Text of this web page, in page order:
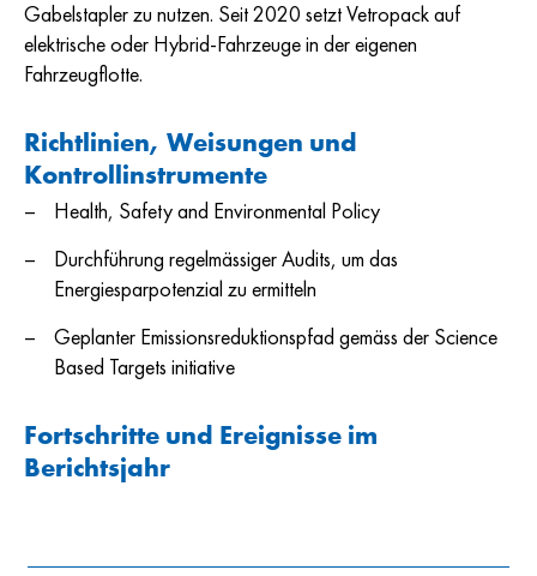
Gabelstapler zu nutzen. Seit 2020 setzt Vetropack auf
elektrische oder Hybrid-Fahrzeuge in der eigenen
Fahrzeugflotte.
Richtlinien, Weisungen und
Kontrollinstrumente
Health, Safety and Environmental Policy
Durchführung regelmässiger Audits, um das
Energiesparpotenzial zu ermitteln
Geplanter Emissionsreduktionspfad gemäss der Science
Based Targets initiative
Fortschritte und Ereignisse im
Berichtsjahr